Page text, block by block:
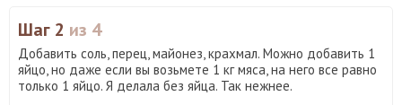
Шаг 2 из 4
Добавить соль, перец, майонез, крахмал. Можно добавить 1
яйцо, но даже если вы возьмете 1 кг мяса, на него все равно
только 1 яйцо. Я делала без яйца. Так нежнее.